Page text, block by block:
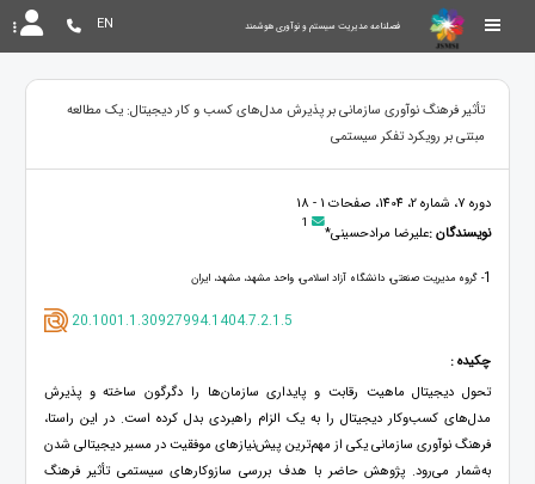
فصلنامه مدیریت سیستم و نوآوری هوشمند EN
تأثیر فرهنگ نوآوری سازمانی بر پذیرش مدل‌های کسب و کار دیجیتال: یک مطالعه
مبتنی بر رویکرد تفکر سیستمی
دوره 7، شماره 2، 1404، صفحات 1 - 18
نویسندگان :علیرضا مرادحسینی* 1
1- گروه مدیریت صنعتی، دانشگاه آزاد اسلامی، واحد مشهد، مشهد، ایران
20.1001.1.30927994.1404.7.2.1.5
چکیده :
تحول دیجیتال ماهیت رقابت و پایداری سازمان‌ها را دگرگون ساخته و پذیرش
مدل‌های کسب‌وکار دیجیتال را به یک الزام راهبردی بدل کرده است. در این راستا،
فرهنگ نوآوری سازمانی یکی از مهم‌ترین پیش‌نیازهای موفقیت در مسیر دیجیتالی شدن
به‌شمار می‌رود. پژوهش حاضر با هدف بررسی سازوکارهای سیستمی تأثیر فرهنگ